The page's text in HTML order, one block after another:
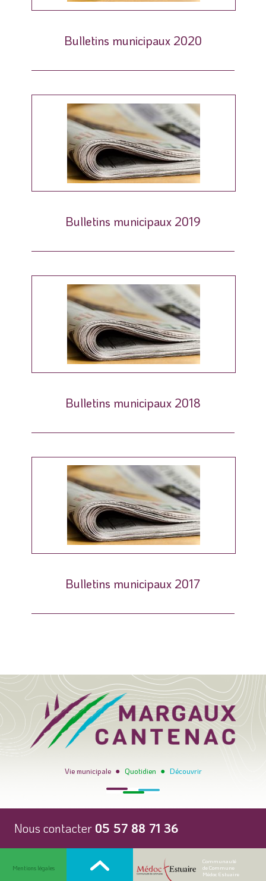
Bulletins municipaux 2020
Bulletins municipaux 2019
Bulletins municipaux 2018
Bulletins municipaux 2017
Vie municipale ● Quotidien ● Découvrir
Nous contacter 05 57 88 71 36
Mentions légales
Communauté
de Commune
Médoc Estuaire